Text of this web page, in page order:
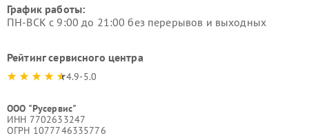
График работы:
ПН-ВСК с 9:00 до 21:00 без перерывов и выходных
Рейтинг сервисного центра
4.9-5.0
ООО "Русервис"
ИНН 7702633247
ОГРН 1077746335776